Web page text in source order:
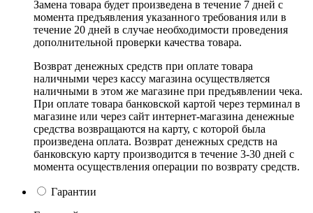
Замена товара будет произведена в течение 7 дней с
момента предъявления указанного требования или в
течение 20 дней в случае необходимости проведения
дополнительной проверки качества товара.
Возврат денежных средств при оплате товара
наличными через кассу магазина осуществляется
наличными в этом же магазине при предъявлении чека.
При оплате товара банковской картой через терминал в
магазине или через сайт интернет-магазина денежные
средства возвращаются на карту, с которой была
произведена оплата. Возврат денежных средств на
банковскую карту производится в течение 3-30 дней с
момента осуществления операции по возврату средств.
Гарантии